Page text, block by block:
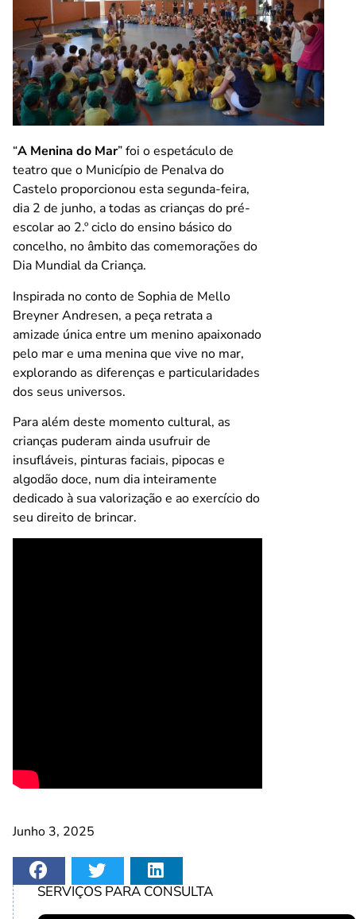
“A Menina do Mar” foi o espetáculo de
teatro que o Município de Penalva do
Castelo proporcionou esta segunda-feira,
dia 2 de junho, a todas as crianças do pré-
escolar ao 2.º ciclo do ensino básico do
concelho, no âmbito das comemorações do
Dia Mundial da Criança.
Inspirada no conto de Sophia de Mello
Breyner Andresen, a peça retrata a
amizade única entre um menino apaixonado
pelo mar e uma menina que vive no mar,
explorando as diferenças e particularidades
dos seus universos.
Para além deste momento cultural, as
crianças puderam ainda usufruir de
insufláveis, pinturas faciais, pipocas e
algodão doce, num dia inteiramente
dedicado à sua valorização e ao exercício do
seu direito de brincar.
Junho 3, 2025
SERVIÇOS PARA CONSULTA